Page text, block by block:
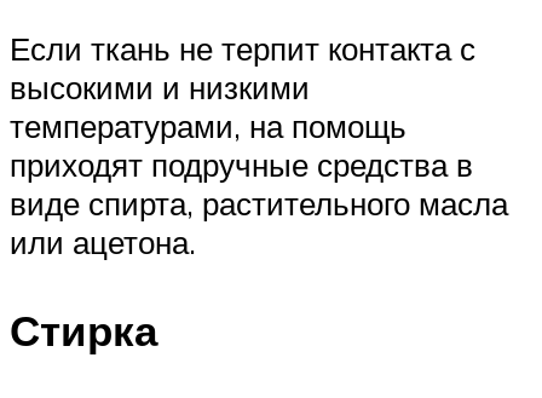
Если ткань не терпит контакта с
высокими и низкими
температурами, на помощь
приходят подручные средства в
виде спирта, растительного масла
или ацетона.
Стирка